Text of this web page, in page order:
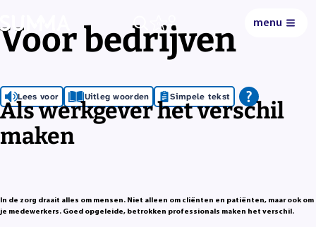
menu
Voor bedrijven
Lees voor Uitleg woorden Simpele tekst
Als werkgever het verschil
maken
In de zorg draait alles om mensen. Niet alleen om cliënten en patiënten, maar ook om
je medewerkers. Goed opgeleide, betrokken professionals maken het verschil.